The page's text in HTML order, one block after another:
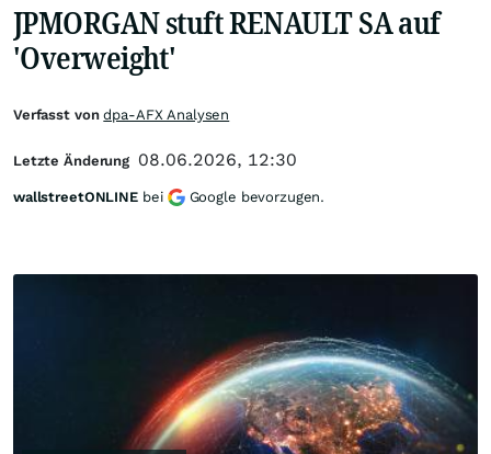
JPMORGAN stuft RENAULT SA auf
'Overweight'
Verfasst vondpa-AFX Analysen
Letzte Änderung 08.06.2026, 12:30
wallstreetONLINE bei Google bevorzugen.